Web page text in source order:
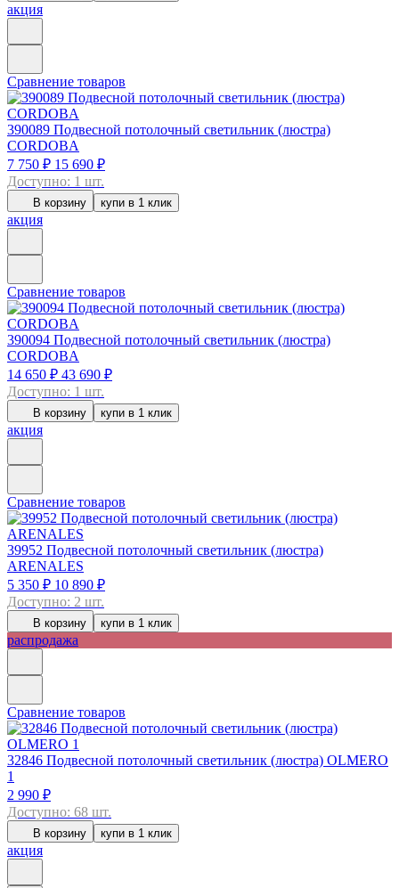
акция
Сравнение товаров
390089 Подвесной потолочный светильник (люстра)
CORDOBA
7 750 ₽ 15 690 ₽
Доступно: 1 шт.
В корзину купи в 1 клик
акция
Сравнение товаров
390094 Подвесной потолочный светильник (люстра)
CORDOBA
14 650 ₽ 43 690 ₽
Доступно: 1 шт.
В корзину купи в 1 клик
акция
Сравнение товаров
39952 Подвесной потолочный светильник (люстра)
ARENALES
5 350 ₽ 10 890 ₽
Доступно: 2 шт.
В корзину купи в 1 клик
распродажа
Сравнение товаров
32846 Подвесной потолочный светильник (люстра) OLMERO
1
2 990 ₽
Доступно: 68 шт.
В корзину купи в 1 клик
акция